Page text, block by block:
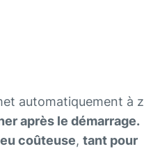
automatiquement à
après le démarrage.
coûteuse,tant pour